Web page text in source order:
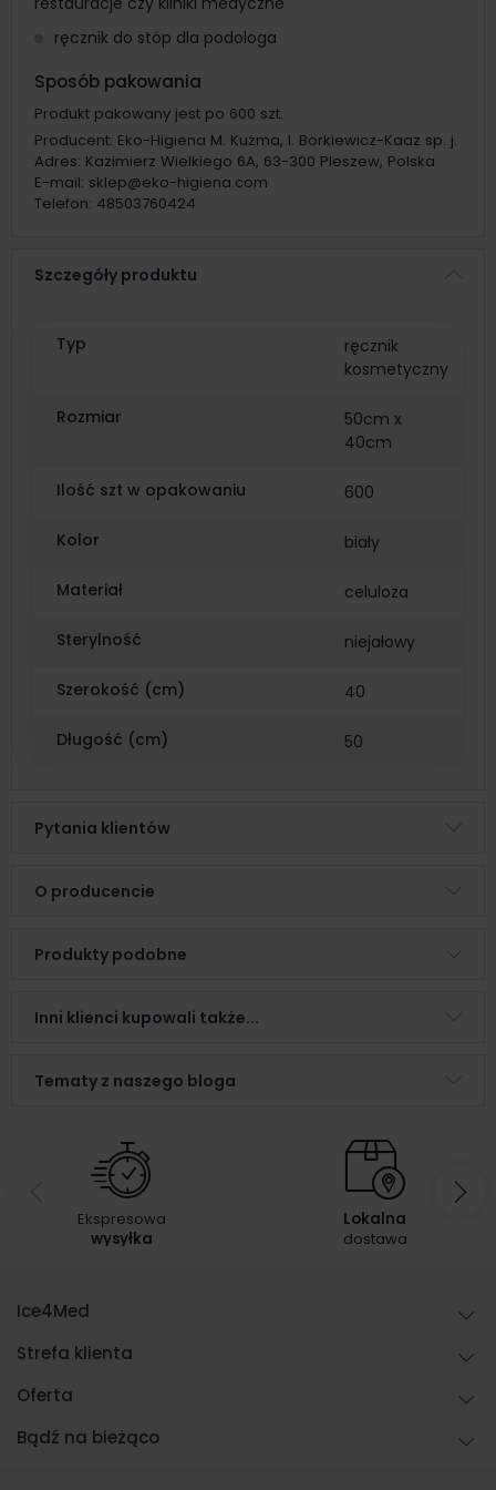
ręcznik do stóp dla podologa
Sposób pakowania
Produkt pakowany jest po 600 szt.
Producent: Eko-Higiena M. Kużma, I. Borkiewicz-Kaaz sp. j.
Adres: Kazimierz Wielkiego 6A, 63-300 Pleszew, Polska
E-mail: sklep@eko-higiena.com
Telefon: 48503760424
Szczegóły produktu
Typ
ręcznik
kosmetyczny
Rozmiar
50cm x
40cm
Ilość szt w opakowaniu 600
Kolor biały
Materiał celuloza
Sterylność niejałowy
Szerokość (cm) 40
Długość (cm) 50
Pytania klientów
O producencie
Produkty podobne
Inni klienci kupowali także...
Tematy z naszego bloga
Ekspresowa
wysyłka
Lokalna
dostawa
Ice4Med
Strefa klienta
Oferta
Bądź na bieżąco